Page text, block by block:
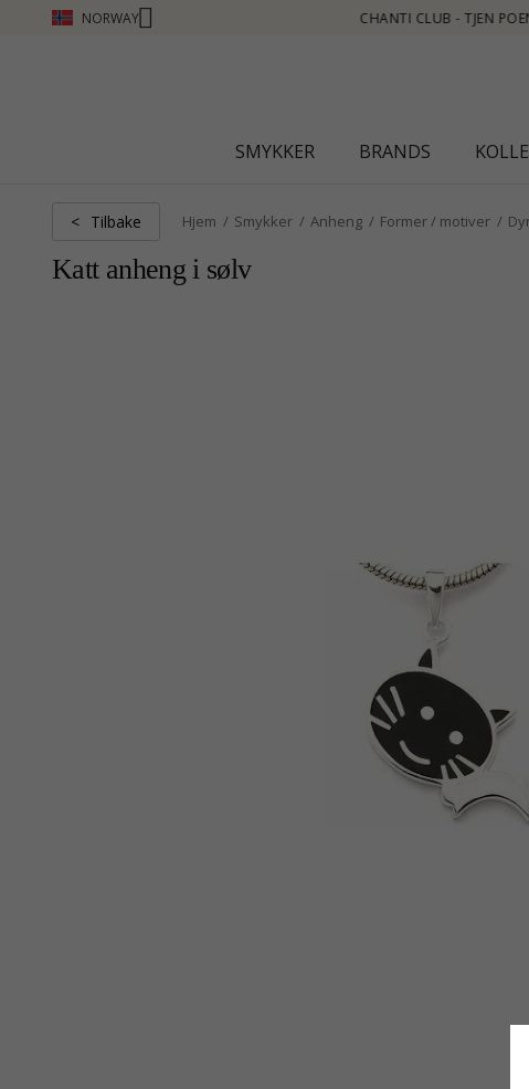
NORWAY
TJEN POENG SE MER - KLIKK HER
SMYKKER BRANDS
< Tilbake Hjem Smykker Anheng Former / motiver
Katt anheng i sølv